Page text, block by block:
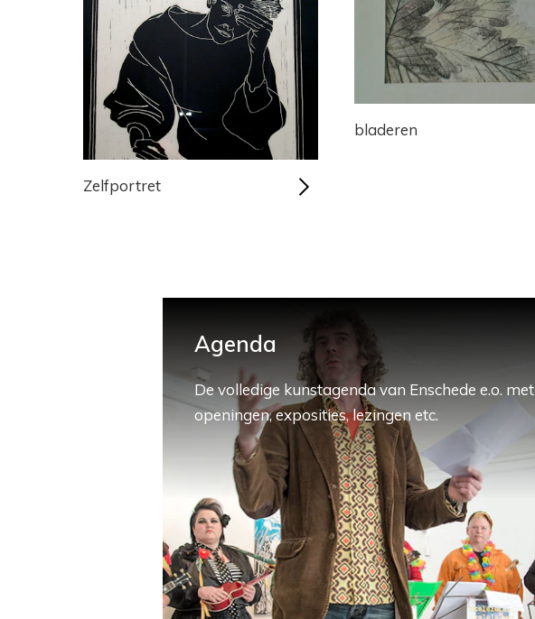
Zelfportret
bladeren
Agenda
De volledige kunstagenda van Enschede e.o. met
openingen, exposities, lezingen etc.